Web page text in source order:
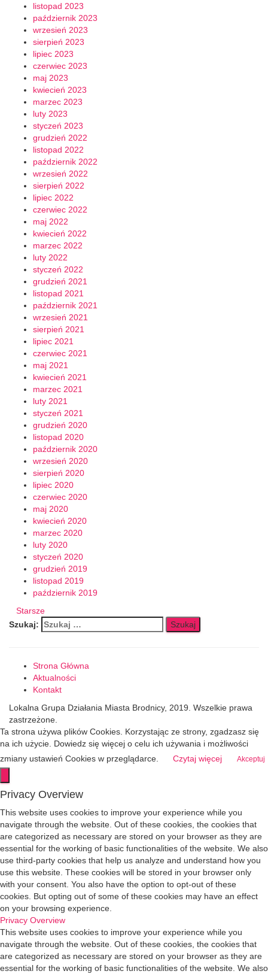
listopad 2023
październik 2023
wrzesień 2023
sierpień 2023
lipiec 2023
czerwiec 2023
maj 2023
kwiecień 2023
marzec 2023
luty 2023
styczeń 2023
grudzień 2022
listopad 2022
październik 2022
wrzesień 2022
sierpień 2022
lipiec 2022
czerwiec 2022
maj 2022
kwiecień 2022
marzec 2022
luty 2022
styczeń 2022
grudzień 2021
listopad 2021
październik 2021
wrzesień 2021
sierpień 2021
lipiec 2021
czerwiec 2021
maj 2021
kwiecień 2021
marzec 2021
luty 2021
styczeń 2021
grudzień 2020
listopad 2020
październik 2020
wrzesień 2020
sierpień 2020
lipiec 2020
czerwiec 2020
maj 2020
kwiecień 2020
marzec 2020
luty 2020
styczeń 2020
grudzień 2019
listopad 2019
październik 2019
Starsze
Szukaj:
Strona Główna
Aktualności
Kontakt
Lokalna Grupa Działania Miasta Brodnicy, 2019. Wszelkie prawa
zastrzeżone.
Ta strona używa plików Cookies. Korzystając ze strony, zgadzasz się
na ich użycie. Dowiedz się więcej o celu ich używania i możliwości
zmiany ustawień Cookies w przeglądarce.
Czytaj więcej Akceptuj
Privacy Overview
This website uses cookies to improve your experience while you
navigate through the website. Out of these cookies, the cookies that
are categorized as necessary are stored on your browser as they are
essential for the working of basic functionalities of the website. We also
use third-party cookies that help us analyze and understand how you
use this website. These cookies will be stored in your browser only
with your consent. You also have the option to opt-out of these
cookies. But opting out of some of these cookies may have an effect
on your browsing experience.
Privacy Overview
This website uses cookies to improve your experience while you
navigate through the website. Out of these cookies, the cookies that
are categorized as necessary are stored on your browser as they are
essential for the working of basic functionalities of the website. We also